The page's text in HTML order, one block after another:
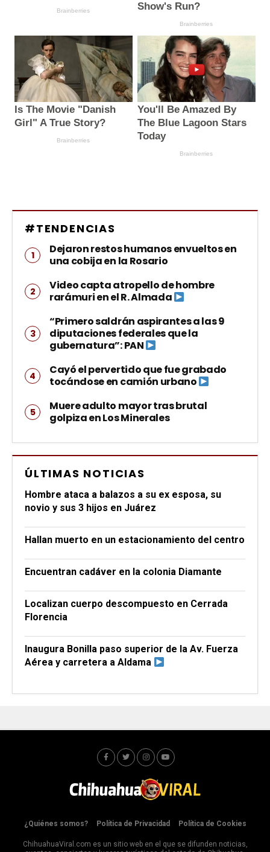
#TENDENCIAS
Dejaron restos humanos envueltos en
una cobija en la Rosario
Video capta atropello de hombre
rarámuri en el R. Almada
“Primero saldrán aspirantes a las 9
diputaciones federales que la
gubernatura”: PAN
Cayó el pervertido que fue grabado
tocándose en camión urbano
Muere adulto mayor tras brutal
golpiza en Los Minerales
ÚLTIMAS NOTICIAS
Hombre ataca a balazos a su ex esposa, su
novio y sus 3 hijos en Juárez
Hallan muerto en un estacionamiento del centro
Encuentran cadáver en la colonia Diamante
Localizan cuerpo descompuesto en Cerrada
Florencia
Inaugura Bonilla paso superior de la Av. Fuerza
Aérea y carretera a Aldama
¿Quiénes somos? Política de Privacidad Política de Cookies
ChihuahuaViral.com es un sitio web en el que se difunden noticias,